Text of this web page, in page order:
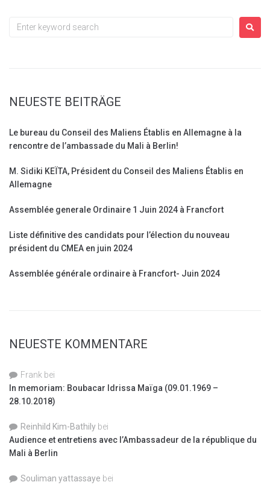
NEUESTE BEITRÄGE
Le bureau du Conseil des Maliens Établis en Allemagne à la
rencontre de l’ambassade du Mali à Berlin!
M. Sidiki KEÏTA, Président du Conseil des Maliens Établis en
Allemagne
Assemblée generale Ordinaire 1 Juin 2024 à Francfort
Liste définitive des candidats pour l’élection du nouveau
président du CMEA en juin 2024
Assemblée générale ordinaire à Francfort- Juin 2024
NEUESTE KOMMENTARE
Frank bei
In memoriam: Boubacar Idrissa Maïga (09.01.1969 –
28.10.2018)
Reinhild Kim-Bathily bei
Audience et entretiens avec l’Ambassadeur de la république du
Mali à Berlin
Souliman yattassaye bei